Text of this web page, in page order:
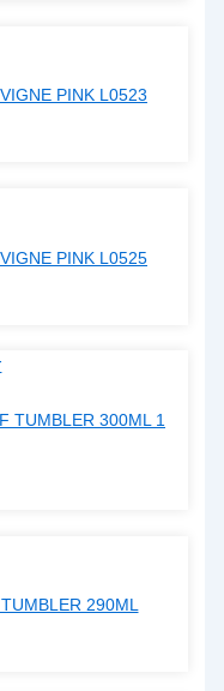
PINK L0523
PINK L0525
TUMBLER 300ML 1
290ML